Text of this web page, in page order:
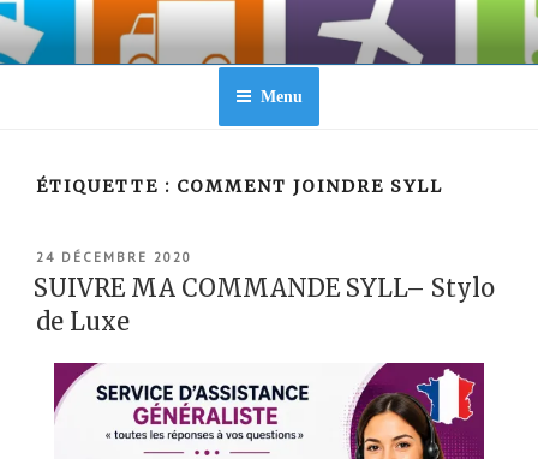
Aller
contenu
Menu
ÉTIQUETTE : COMMENT JOINDRE SYLL
PUBLIÉ
LE
24 DÉCEMBRE 2020
SUIVRE MA COMMANDE SYLL– Stylo
de Luxe